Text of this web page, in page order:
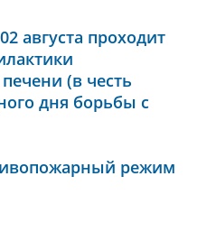
августа проходит
(в честь
дня борьбы с
режим